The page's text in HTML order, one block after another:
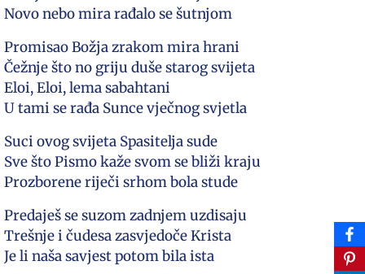
Novo nebo mira rađalo se šutnjom
Promisao Božja zrakom mira hrani
Čežnje što no griju duše starog svijeta
Eloi, Eloi, lema sabahtani
U tami se rađa Sunce vječnog svjetla
Suci ovog svijeta Spasitelja sude
Sve što Pismo kaže svom se bliži kraju
Prozborene riječi srhom bola stude
Predaješ se suzom zadnjem uzdisaju
Trešnje i čudesa zasvjedoče Krista
Je li naša savjest potom bila ista